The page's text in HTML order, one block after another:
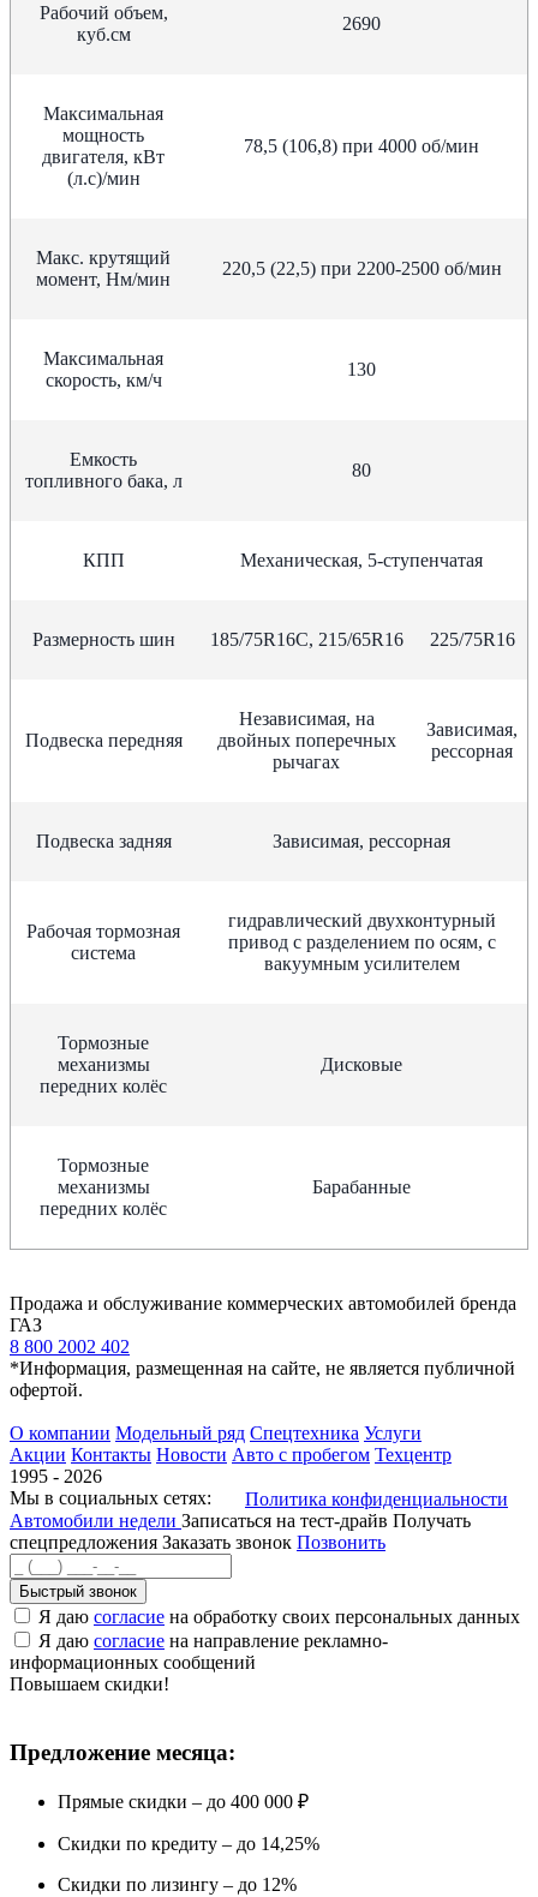
Рабочий объем,
куб.см
2690
Максимальная
мощность
двигателя, кВт
(л.с)/мин
78,5 (106,8) при 4000 об/мин
Макс. крутящий
момент, Нм/мин
220,5 (22,5) при 2200-2500 об/мин
Максимальная
скорость, км/ч
130
Емкость
топливного бака, л
80
КПП Механическая, 5-ступенчатая
Размерность шин 185/75R16C, 215/65R16 225/75R16
Подвеска передняя
Независимая, на
двойных поперечных
рычагах
Зависимая,
рессорная
Подвеска задняя Зависимая, рессорная
Рабочая тормозная
система
гидравлический двухконтурный
привод с разделением по осям, с
вакуумным усилителем
Тормозные
механизмы
передних колёс
Дисковые
Тормозные
механизмы
передних колёс
Барабанные
Продажа и обслуживание коммерческих автомобилей бренда
ГАЗ
8 800 2002 402
*Информация, размещенная на сайте, не является публичной
офертой.
О компании Модельный ряд Спецтехника Услуги
Акции Контакты Новости Авто с пробегом Техцентр
1995 - 2026
Мы в социальных сетях:
Политика конфиденциальности
Автомобили недели Записаться на тест-драйв Получать
спецпредложения Заказать звонок Позвонить
Быстрый звонок
Я даю согласие на обработку своих персональных данных
Я даю согласие на направление рекламно-
информационных сообщений
Повышаем скидки!
Предложение месяца:
Прямые скидки – до 400 000 ₽
Скидки по кредиту – до 14,25%
Скидки по лизингу – до 12%